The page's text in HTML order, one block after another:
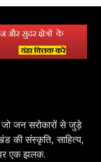
जो जन सरोकारों से जुड़े
की संस्कृति, साहित्य,
पर एक झलक.